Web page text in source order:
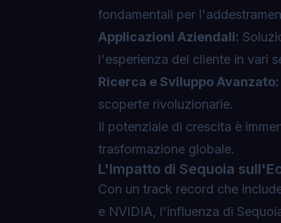
fondamentali per
Applicazioni Aziendali:
l'esperienza del cliente in vari
Ricerca e Sviluppo Avanzato:
scoperte rivoluzionarie.
Il potenziale di crescita è
trasformazione globale.
L'Impatto di Sequoia
Con un track record che
e NVIDIA, l'influenza di